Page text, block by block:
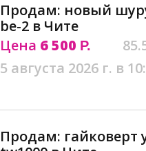
Продам: новый
be-2 в Чите
Цена 6 500 Р.
5 августа 2026 г. в
Продам: